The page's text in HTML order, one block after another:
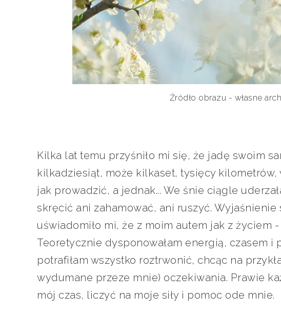
Źródło obrazu - własne
Kilka lat temu przyśniło mi się, że jadę swoim
kilkadziesiąt, może kilkaset, tysięcy kilometrów,
jak prowadzić, a jednak... We śnie ciągle
skręcić ani zahamować, ani ruszyć.
uświadomiło mi, że z moim autem jak z życiem
Teoretycznie dysponowałam energią, czasem i
potrafiłam wszystko roztrwonić, chcąc na
wydumane przeze mnie) oczekiwania. Prawie
mój czas, liczyć na moje siły i pomoc ode mnie.